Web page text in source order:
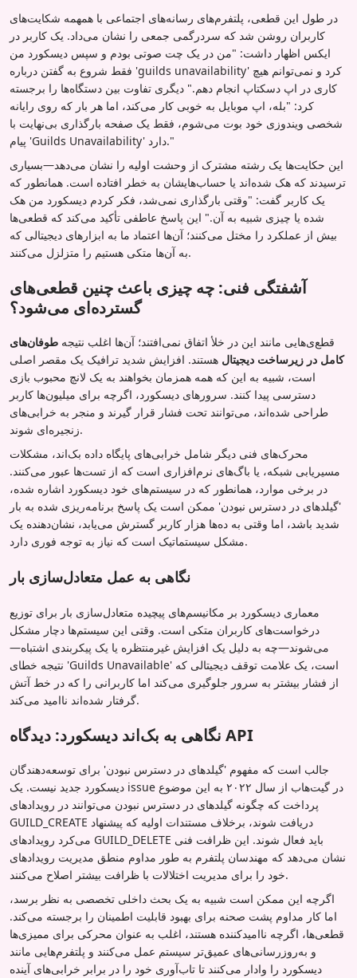
در طول این قطعی، پلتفرم‌های رسانه‌های اجتماعی با همهمه شکایت‌های
کاربران روشن شد که سردرگمی جمعی را نشان می‌داد. یک کاربر در
ایکس اظهار داشت: "من در یک چت صوتی بودم و سپس دیسکورد من
فقط شروع به گفتن درباره 'guilds unavailability' کرد و نمی‌توانم هیچ
کاری در اپ دسکتاپ انجام دهم." دیگری تفاوت بین دستگاه‌ها را برجسته
کرد: "بله، اپ موبایل به خوبی کار می‌کند، اما هر بار که روی رایانه
شخصی ویندوزی خود بوت می‌شوم، فقط یک صفحه بارگذاری بی‌نهایت با
پیام 'Guilds Unavailability' دارد."
این حکایت‌ها یک رشته مشترک از وحشت اولیه را نشان می‌دهد—بسیاری
ترسیدند که هک شده‌اند یا حساب‌هایشان به خطر افتاده است. همانطور که
یک کاربر گفت: "وقتی بارگذاری نمی‌شد، فکر کردم دیسکورد من هک
شده یا چیزی شبیه به آن." این پاسخ عاطفی تأکید می‌کند که قطعی‌ها
بیش از عملکرد را مختل می‌کنند؛ آن‌ها اعتماد ما به ابزارهای دیجیتالی که
به آن‌ها متکی هستیم را متزلزل می‌کنند.
آشفتگی فنی: چه چیزی باعث چنین قطعی‌های
گسترده‌ای می‌شود؟
قطع‌ی‌هایی مانند این در خلأ اتفاق نمی‌افتند؛ آن‌ها اغلب نتیجه طوفان‌های
کامل در زیرساخت دیجیتال هستند. افزایش شدید ترافیک یک مقصر اصلی
است، شبیه به این که همه همزمان بخواهند به یک لانچ محبوب بازی
دسترسی پیدا کنند. سرورهای دیسکورد، اگرچه برای میلیون‌ها کاربر
طراحی شده‌اند، می‌توانند تحت فشار قرار گیرند و منجر به خرابی‌های
زنجیره‌ای شوند.
محرک‌های فنی دیگر شامل خرابی‌های پایگاه داده بک‌اند، مشکلات
مسیریابی شبکه، یا باگ‌های نرم‌افزاری است که از تست‌ها عبور می‌کنند.
در برخی موارد، همانطور که در سیستم‌های خود دیسکورد اشاره شده،
'گیلدهای در دسترس نبودن' ممکن است یک پاسخ برنامه‌ریزی شده به بار
شدید باشد، اما وقتی به ده‌ها هزار کاربر گسترش می‌یابد، نشان‌دهنده یک
مشکل سیستماتیک است که نیاز به توجه فوری دارد.
نگاهی به عمل متعادل‌سازی بار
معماری دیسکورد بر مکانیسم‌های پیچیده متعادل‌سازی بار برای توزیع
درخواست‌های کاربران متکی است. وقتی این سیستم‌ها دچار مشکل
می‌شوند—چه به دلیل یک افزایش غیرمنتظره یا یک پیکربندی اشتباه—
نتیجه خطای 'Guilds Unavailable' است، یک علامت توقف دیجیتالی که
از فشار بیشتر به سرور جلوگیری می‌کند اما کاربرانی را که در خط آتش
گرفتار شده‌اند ناامید می‌کند.
نگاهی به بک‌اند دیسکورد: دیدگاه API
جالب است که مفهوم 'گیلدهای در دسترس نبودن' برای توسعه‌دهندگان
دیسکورد جدید نیست. یک issue در گیت‌هاب از سال ۲۰۲۲ به این موضوع
پرداخت که چگونه گیلدهای در دسترس نبودن می‌توانند در رویدادهای
GUILD_CREATE دریافت شوند، برخلاف مستندات اولیه که پیشنهاد
می‌کرد رویدادهای GUILD_DELETE باید فعال شوند. این ظرافت فنی
نشان می‌دهد که مهندسان پلتفرم به طور مداوم منطق مدیریت رویدادهای
خود را برای مدیریت اختلالات با ظرافت بیشتر اصلاح می‌کنند.
اگرچه این ممکن است شبیه به یک بحث داخلی تخصصی به نظر برسد،
اما کار مداوم پشت صحنه برای بهبود قابلیت اطمینان را برجسته می‌کند.
قطعی‌ها، اگرچه ناامیدکننده هستند، اغلب به عنوان محرکی برای ممیزی‌ها
و به‌روزرسانی‌های عمیق‌تر سیستم عمل می‌کنند و پلتفرم‌هایی مانند
دیسکورد را وادار می‌کنند تا تاب‌آوری خود را در برابر خرابی‌های آینده